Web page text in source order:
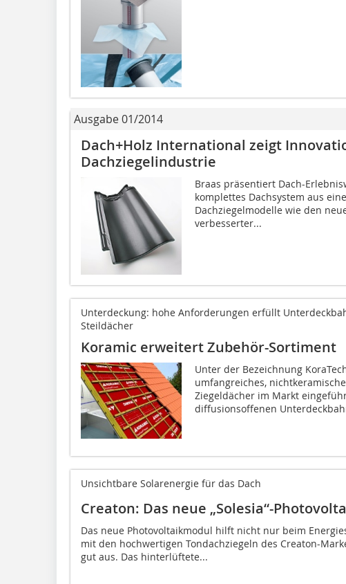
Ausgabe 01/2014
Dach+Holz International zeigt
Dachziegelindustrie
Braas präsentiert Dach-
komplettes Dachsystem aus
Dachziegelmodelle wie den
verbesserter...
Unterdeckung: hohe Anforderungen erfüllt
Steildächer
Koramic erweitert Zubehör-Sortiment
Unter der Bezeichnung
umfangreiches,
Ziegeldächer im Markt
diffusionsoffenen
Unsichtbare Solarenergie für das Dach
Creaton: Das neue „Solesia“-
Das neue Photovoltaikmodul hilft nicht nur beim
mit den hochwertigen Tondachziegeln des Creaton-
gut aus. Das hinterlüftete...